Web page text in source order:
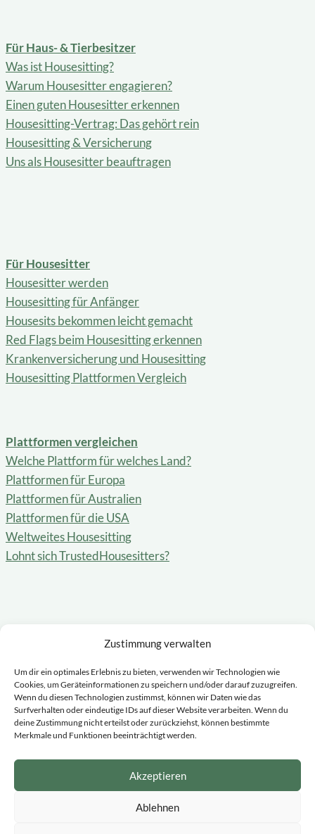
Zustimmung verwalten
Um dir ein optimales Erlebnis zu bieten, verwenden wir Technologien wie
Cookies, um Geräteinformationen zu speichern und/oder darauf zuzugreifen.
Wenn du diesen Technologien zustimmst, können wir Daten wie das
Surfverhalten oder eindeutige IDs auf dieser Website verarbeiten. Wenn du
deine Zustimmung nicht erteilst oder zurückziehst, können bestimmte
Merkmale und Funktionen beeinträchtigt werden.
Akzeptieren
Ablehnen
Für Haus- & Tierbesitzer
Was ist Housesitting?
Warum Housesitter engagieren?
Einen guten Housesitter erkennen
Housesitting-Vertrag: Das gehört rein
Housesitting & Versicherung
Uns als Housesitter beauftragen
Für Housesitter
Housesitter werden
Housesitting für Anfänger
Housesits bekommen leicht gemacht
Red Flags beim Housesitting erkennen
Krankenversicherung und Housesitting
Housesitting Plattformen Vergleich
Plattformen vergleichen
Welche Plattform für welches Land?
Plattformen für Europa
Plattformen für Australien
Plattformen für die USA
Weltweites Housesitting
Lohnt sich TrustedHousesitters?
Erfahrungsberichte
Schreibe für uns
Kontakt
Über uns
*Empfehlungslinks
Datenschutzerklärung